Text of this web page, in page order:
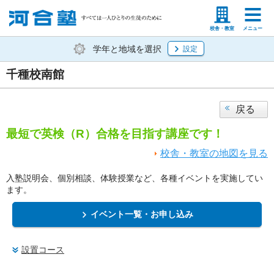
校舎・教室 メニュー
塾生の方 高等学校の先生
学年と地域を選択 設定
千種校南館
戻る
最短で英検（R）合格を目指す講座です！
校舎・教室の地図を見る
入塾説明会、個別相談、体験授業など、各種イベントを実施してい
ます。
イベント一覧・お申し込み
設置コース